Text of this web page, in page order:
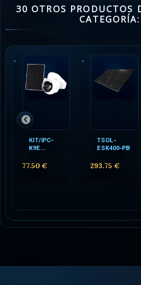
30 OTROS PRODUCTOS
CATEGORÍA:
KIT/IPC-
K9E...
77.50 €
TSOL-
ESK400-PB
293.75 €